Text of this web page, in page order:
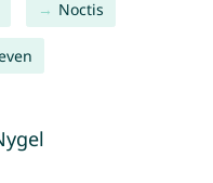
Noctis